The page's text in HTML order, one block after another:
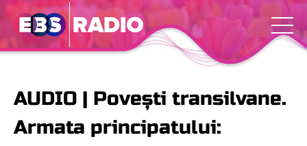
AUDIO | Povești transilvane.
Armata principatului: